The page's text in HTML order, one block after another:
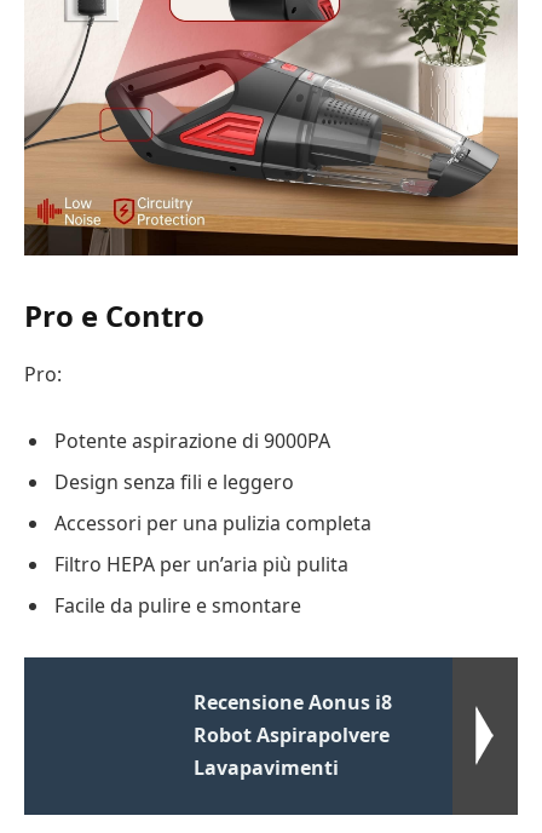
Pro e Contro
Pro:
Potente aspirazione di 9000PA
Design senza fili e leggero
Accessori per una pulizia completa
Filtro HEPA per un’aria più pulita
Facile da pulire e smontare
Recensione Aonus i8
Robot Aspirapolvere
Lavapavimenti